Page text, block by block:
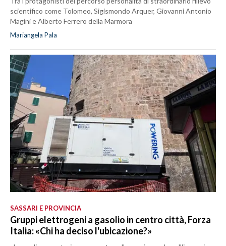
scientifico come Tolomeo, Sigismondo Arquer, Giovanni Antonio
Magini e Alberto Ferrero della Marmora
Mariangela Pala
SASSARI E PROVINCIA
Gruppi elettrogeni a gasolio in centro città, Forza
Italia: «Chi ha deciso l'ubicazione?»